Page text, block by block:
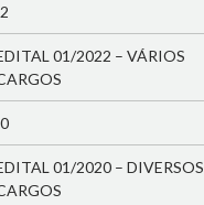
01/2022 – VÁRIOS
01/2020 – DIVERSOS